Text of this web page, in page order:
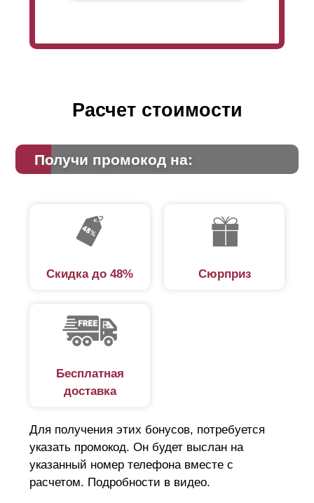
высоким. Менеджеры помогут вам выбрать и покажут
Расчет стоимости
Получи промокод на:
Скидка до 48% Сюрприз
Бесплатная
доставка
Для получения этих бонусов, потребуется
указать промокод. Он будет выслан на
указанный номер телефона вместе с
расчетом. Подробности в видео.